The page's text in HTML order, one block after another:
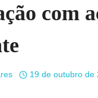
com
19 de outubro de